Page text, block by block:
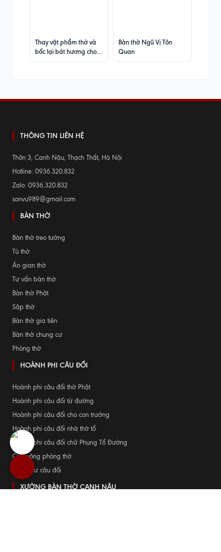
Thay vật phẩm thờ và
bốc lại bát hương cho
người mệnh Thủy
Bàn thờ Ngũ Vị Tôn
Quan
THÔNG TIN LIÊN HỆ
Thôn 3, Canh Nậu, Thạch Thất, Hà Nội
Hotline: 0936.320.832
Zalo: 0936.320.832
sonvu989@gmail.com
BÀN THỜ
Bàn thờ treo tường
Tủ thờ
Án gian thờ
Tư vấn bàn thờ
Bàn thờ Phật
Sập thờ
Bàn thờ gia tiên
Bàn thờ chung cư
Phòng thờ
HOÀNH PHI CÂU ĐỐI
Hoành phi câu đối thờ Phật
Hoành phi câu đối từ đường
Hoành phi câu đối cho con trưởng
Hoành phi câu đối nhà thờ tổ
Hoành phi câu đối chữ Phụng Tổ Đường
Cửa võng phòng thờ
Cuốn thư câu đối
XƯỞNG BÀN THỜ CANH NẬU